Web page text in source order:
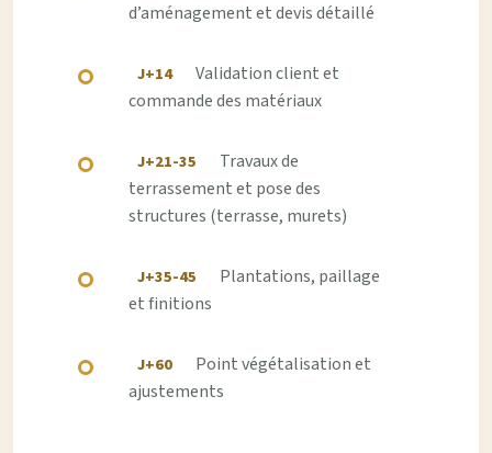
d’aménagement et devis détaillé
J+14
Validation client et
commande des matériaux
J+21-35
Travaux de
terrassement et pose des
structures (terrasse, murets)
J+35-45
Plantations, paillage
et finitions
J+60
Point végétalisation et
ajustements